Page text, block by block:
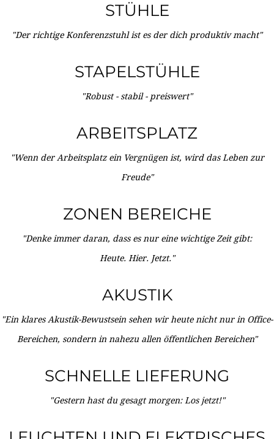
STÜHLE
"Der richtige Konferenzstuhl ist es der dich produktiv macht"
STAPELSTÜHLE
"Robust - stabil - preiswert"
ARBEITSPLATZ
"Wenn der Arbeitsplatz ein Vergnügen ist, wird das Leben zur
Freude"
ZONEN BEREICHE
"Denke immer daran, dass es nur eine wichtige Zeit gibt:
Heute. Hier. Jetzt."
AKUSTIK
"Ein klares Akustik-Bewustsein sehen wir heute nicht nur in Office-
Bereichen, sondern in nahezu allen öffentlichen Bereichen"
SCHNELLE LIEFERUNG
"Gestern hast du gesagt morgen: Los jetzt!"